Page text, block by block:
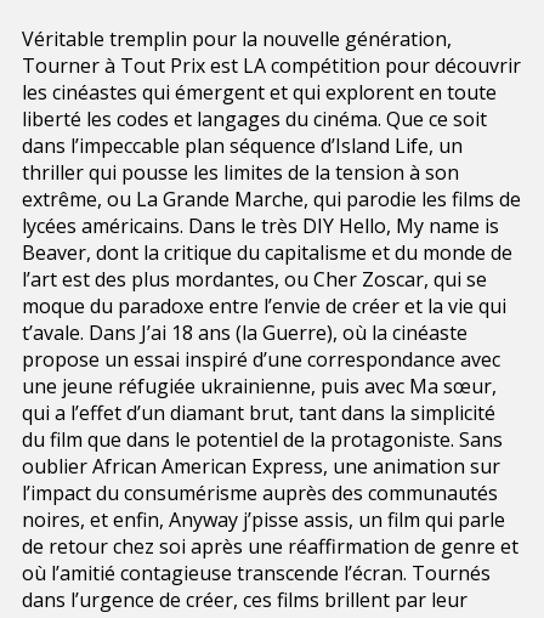
Véritable tremplin pour la nouvelle génération,
Tourner à Tout Prix est LA compétition pour découvrir
les cinéastes qui émergent et qui explorent en toute
liberté les codes et langages du cinéma. Que ce soit
dans l’impeccable plan séquence d’Island Life, un
thriller qui pousse les limites de la tension à son
extrême, ou La Grande Marche, qui parodie les films de
lycées américains. Dans le très DIY Hello, My name is
Beaver, dont la critique du capitalisme et du monde de
l’art est des plus mordantes, ou Cher Zoscar, qui se
moque du paradoxe entre l’envie de créer et la vie qui
t’avale. Dans J’ai 18 ans (la Guerre), où la cinéaste
propose un essai inspiré d’une correspondance avec
une jeune réfugiée ukrainienne, puis avec Ma sœur,
qui a l’effet d’un diamant brut, tant dans la simplicité
du film que dans le potentiel de la protagoniste. Sans
oublier African American Express, une animation sur
l’impact du consumérisme auprès des communautés
noires, et enfin, Anyway j’pisse assis, un film qui parle
de retour chez soi après une réaffirmation de genre et
où l’amitié contagieuse transcende l’écran. Tournés
dans l’urgence de créer, ces films brillent par leur